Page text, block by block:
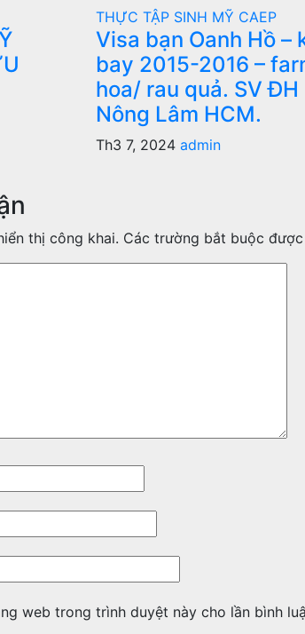
THỰC TẬP SINH MỸ CAEP
Visa bạn Oanh Hồ –
bay 2015-2016 –
hoa/ rau quả. SV ĐH
Nông Lâm HCM.
Th3 7, 2024admin
thị công khai. Các trường bắt buộc được
web trong trình duyệt này cho lần bình